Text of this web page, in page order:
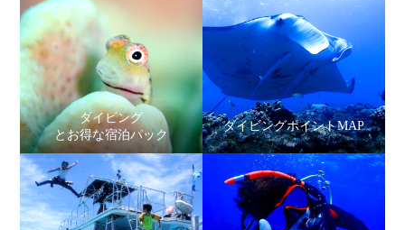
ダイビング
とお得な宿泊パック
ダイビングポイントMAP